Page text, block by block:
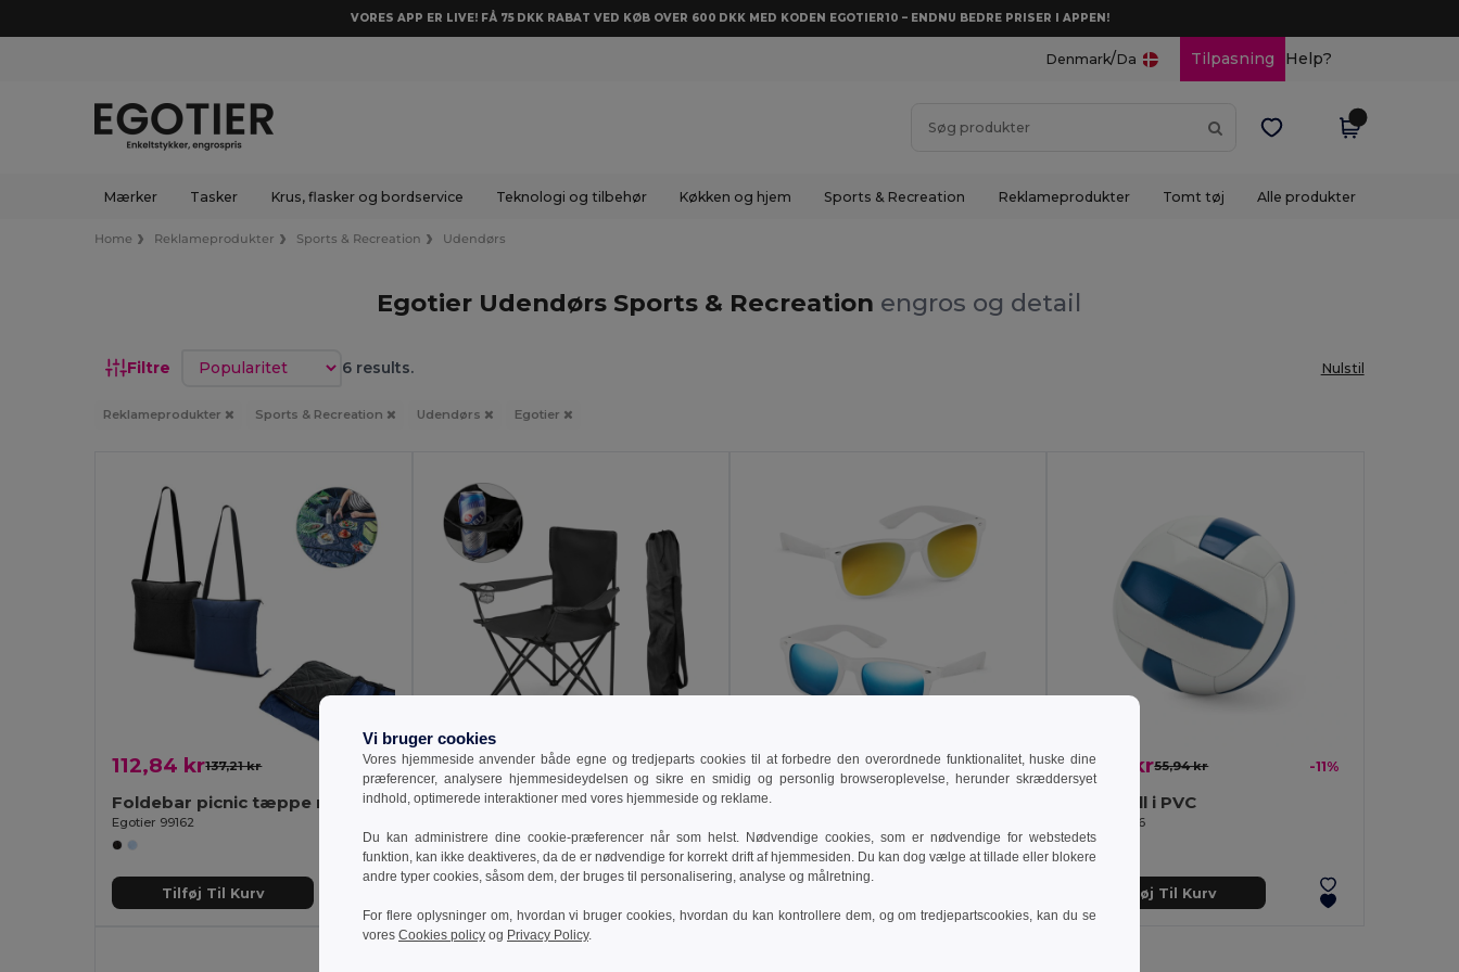
VORES APP ER LIVE! FÅ 75 DKK RABAT VED KØB OVER 600 DKK MED KODEN EGOTIER10 – ENDNU BEDRE PRISER I APPEN!
Denmark/Da Tilpasning Help?
Mærker Tasker Krus, flasker og bordservice Teknologi og tilbehør Køkken og hjem Sports & Recreation Reklameprodukter Tomt tøj Alle produkter
Home Reklameprodukter Sports & Recreation Udendørs
Egotier Udendørs Sports & Recreation engros og detail
Filtre Sorter efter 6 results. Nulstil
Reklameprodukter Sports & Recreation Udendørs Egotier
112,84 kr137,21 kr -18%
Foldebar picnic tæppe rPET og PEVA
Egotier 99162
Tilføj Til Kurv
112,18 kr166,52 kr -33%
foldebarstol i 600 d
12,95 kr 49,83 kr55,94 kr -11%
Volleyball i PVC
Egotier 98136
Tilføj Til Kurv
Vi bruger cookies
Vores hjemmeside anvender både egne og tredjeparts cookies til at forbedre den overordnede funktionalitet, huske dine
præferencer, analysere hjemmesideydelsen og sikre en smidig og personlig browseroplevelse, herunder skræddersyet
indhold, optimerede interaktioner med vores hjemmeside og reklame.
Du kan administrere dine cookie-præferencer når som helst. Nødvendige cookies, som er nødvendige for webstedets
funktion, kan ikke deaktiveres, da de er nødvendige for korrekt drift af hjemmesiden. Du kan dog vælge at tillade eller blokere
andre typer cookies, såsom dem, der bruges til personalisering, analyse og målretning.
For flere oplysninger om, hvordan vi bruger cookies, hvordan du kan kontrollere dem, og om tredjepartscookies, kan du se
vores Cookies policy og Privacy Policy.